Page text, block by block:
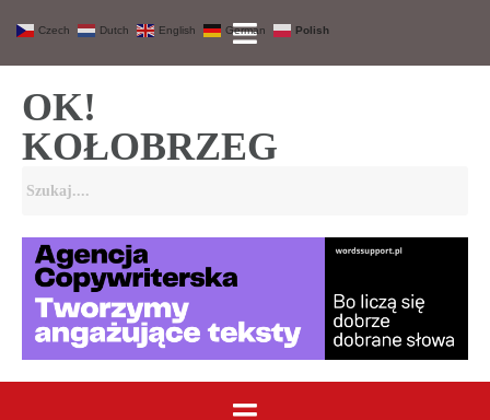
OK!
KOŁOBRZEG
Czech Dutch English German Polish